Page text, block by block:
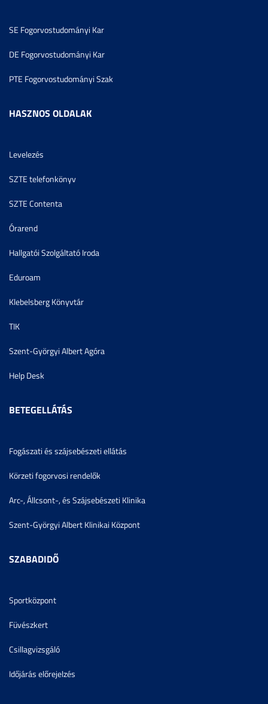
SE Fogorvostudományi Kar
DE Fogorvostudományi Kar
PTE Fogorvostudományi Szak
HASZNOS OLDALAK
Levelezés
SZTE telefonkönyv
SZTE Contenta
Órarend
Hallgatói Szolgáltató Iroda
Eduroam
Klebelsberg Könyvtár
TIK
Szent-Györgyi Albert Agóra
Help Desk
BETEGELLÁTÁS
Fogászati és szájsebészeti ellátás
Körzeti fogorvosi rendelők
Arc-, Állcsont-, és Szájsebészeti Klinika
Szent-Györgyi Albert Klinikai Központ
SZABADIDŐ
Sportközpont
Füvészkert
Csillagvizsgáló
Időjárás előrejelzés